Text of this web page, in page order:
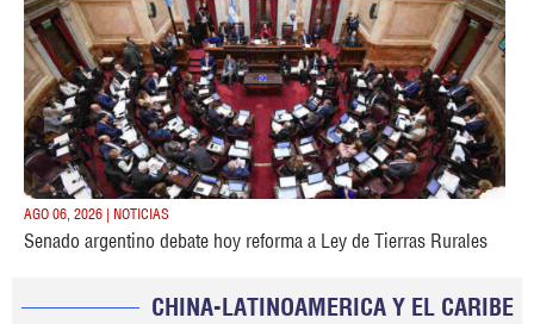
AGO 06, 2026 | NOTICIAS
Senado argentino debate hoy reforma a Ley de Tierras Rurales
CHINA-LATINOAMERICA Y EL CARIBE